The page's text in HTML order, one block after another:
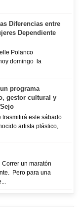
Diferencias entre
Dependiente
Polanco
domingo la
programa
gestor cultural y
trasmitirá este sábado
artista plástico,
un maratón
Pero para una